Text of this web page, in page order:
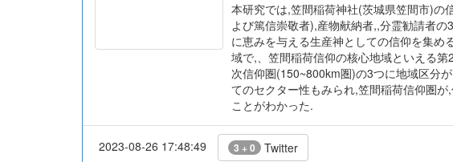
本研究では,笠間稲荷神社(茨城県笠間市)の
よび篤信崇敬者),産物献納者,,分霊勧請者
に恵みを与える生産神としての信仰を集
域で,、笠間稲荷信仰の核心地域といえる
次信仰圏(150~800km圏)の3つに地域区分
てのセクター性もみられ,笠間稲荷信仰圏
ことがわかった.
2023-08-26 17:48:49 3 + 0 Twitter